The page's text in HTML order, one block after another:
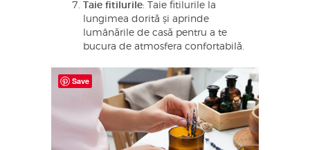
Taie fitilurile: Taie fitilurile la
lungimea dorită și aprinde
lumânările de casă pentru a te
bucura de atmosfera confortabilă.
Save